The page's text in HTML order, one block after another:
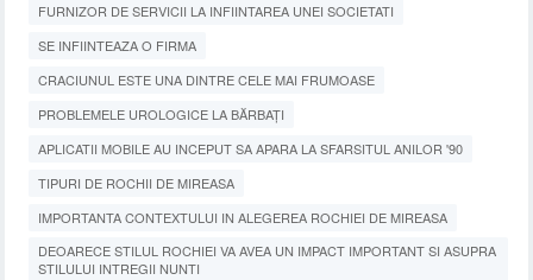
FURNIZOR DE SERVICII LA INFIINTAREA UNEI SOCIETATI
SE INFIINTEAZA O FIRMA
CRACIUNUL ESTE UNA DINTRE CELE MAI FRUMOASE
PROBLEMELE UROLOGICE LA BĂRBAȚI
APLICATII MOBILE AU INCEPUT SA APARA LA SFARSITUL ANILOR '90
TIPURI DE ROCHII DE MIREASA
IMPORTANTA CONTEXTULUI IN ALEGEREA ROCHIEI DE MIREASA
DEOARECE STILUL ROCHIEI VA AVEA UN IMPACT IMPORTANT SI ASUPRA
STILULUI INTREGII NUNTI